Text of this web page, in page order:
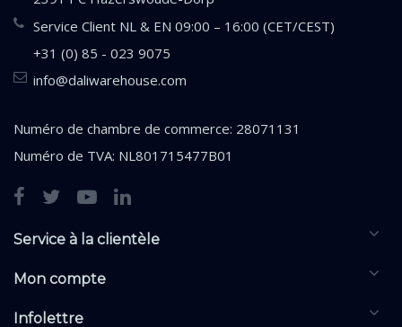
Service Client NL & EN 09:00 – 16:00 (CET/CEST)
+31 (0) 85 - 023 9075
info@daliwarehouse.com
Numéro de chambre de commerce: 28071131
Numéro de TVA: NL801715477B01
Service à la clientèle
Mon compte
Infolettre